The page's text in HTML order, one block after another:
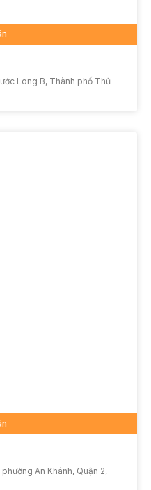
Long B, Thành phố Thủ
An Khánh, Quận 2,